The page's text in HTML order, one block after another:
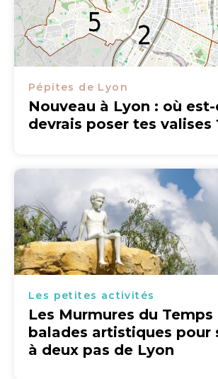
Pépites de Lyon
Nouveau à Lyon : où
devrais poser tes valises
Les petites activités
Les Murmures du Temps
balades artistiques pour
à deux pas de Lyon